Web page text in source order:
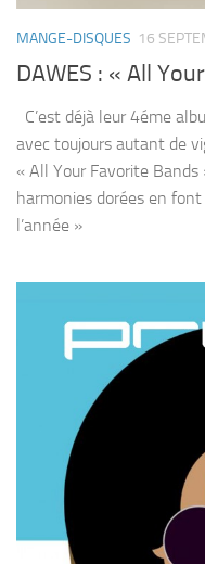
MANGE-DISQUES 16
DAWES : « All
C’est déjà leur 4éme
avec toujours autant de
« All Your Favorite
harmonies dorées en
l’année »